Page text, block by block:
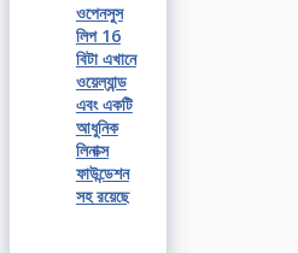
ওপেনসুস
লিপ 16
বিটা এখানে
ওয়েল্যান্ড
এবং একটি
আধুনিক
লিনাক্স
ফাউন্ডেশন
সহ রয়েছে